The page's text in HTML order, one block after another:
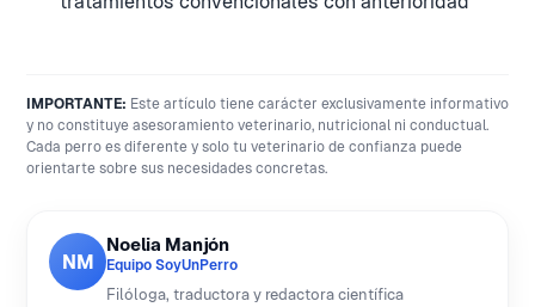
IMPORTANTE: Este artículo tiene carácter exclusivamente informativo
y no constituye asesoramiento veterinario, nutricional ni conductual.
Cada perro es diferente y solo tu veterinario de confianza puede
orientarte sobre sus necesidades concretas.
NM
Noelia Manjón
Equipo SoyUnPerro
Filóloga, traductora y redactora científica